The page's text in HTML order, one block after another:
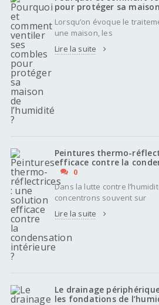
pour protéger sa
Lorsqu’on évoque le
une maison, les
Lire la suite
Peintures thermo-
efficace contre la
0
Dans la lutte contre
concentrons souvent sur
Lire la suite
Le drainage
les fondations de